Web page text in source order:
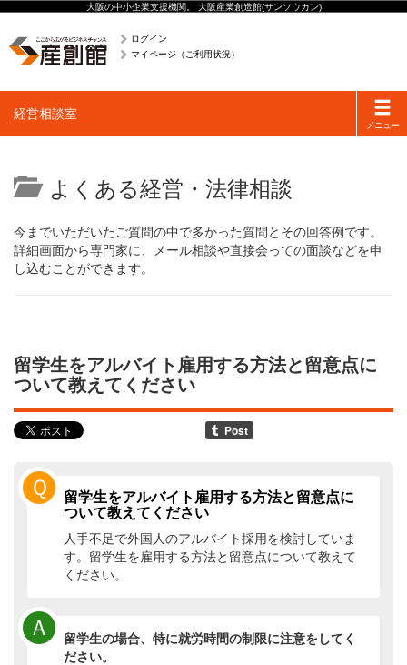
大阪の中小企業支援機関。 大阪産業創造館(サンソウカン)
ログイン
マイページ（ご利用状況）
Toggle
メニュー
経営相談室
よくある経営・法律相談
今までいただいたご質問の中で多かった質問とその回答例です。
詳細画面から専門家に、メール相談や直接会っての面談などを申
し込むことができます。
留学生をアルバイト雇用する方法と留意点に
ついて教えてください
Ｑ
留学生をアルバイト雇用する方法と留意点に
ついて教えてください
人手不足で外国人のアルバイト採用を検討していま
す。留学生を雇用する方法と留意点について教えて
ください。
Ａ
留学生の場合、特に就労時間の制限に注意をしてく
ださい。